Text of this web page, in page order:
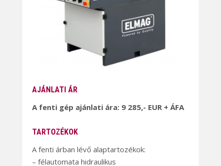
AJÁNLATI ÁR
A fenti gép ajánlati ára: 9 285,- EUR + ÁFA
TARTOZÉKOK
A fenti árban lévő alaptartozékok:
– félautomata hidraulikus